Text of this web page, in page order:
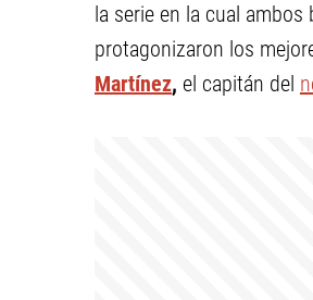
la serie en la cual
protagonizaron los
Martínez, el capitán del